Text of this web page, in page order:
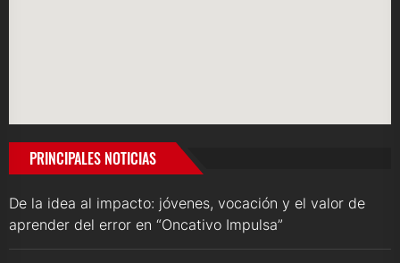
PRINCIPALES NOTICIAS
De la idea al impacto: jóvenes, vocación y el valor de
aprender del error en “Oncativo Impulsa”